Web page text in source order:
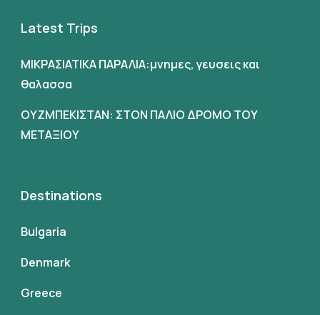
Latest Trips
ΜΙΚΡΑΣΙΑΤΙΚΑ ΠΑΡΑΛΙΑ:μνημες, γευσεις και
θαλασσα
ΟΥΖΜΠΕΚΙΣΤΑΝ: ΣΤΟΝ ΠΑΛΙΟ ΔΡΟΜΟ ΤΟΥ
ΜΕΤΑΞΙΟΥ
Destinations
Bulgaria
Denmark
Greece